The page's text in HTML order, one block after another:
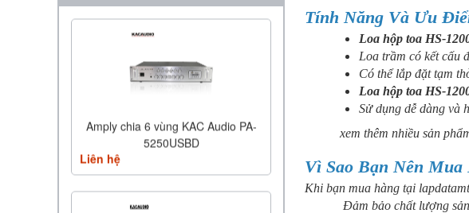
Tính Năng Và Ưu
Loa hộp toa HS-
Loa trầm có kết cấu
Có thể lắp đặt tạm
Loa hộp toa HS-
Sử dụng dễ dàng và
xem thêm nhiều sản
Vì Sao Bạn Nên
Khi bạn mua hàng tại
Đảm bảo chất lượng
Amply chia 6 vùng KAC Audio PA-
5250USBD
Liên hệ